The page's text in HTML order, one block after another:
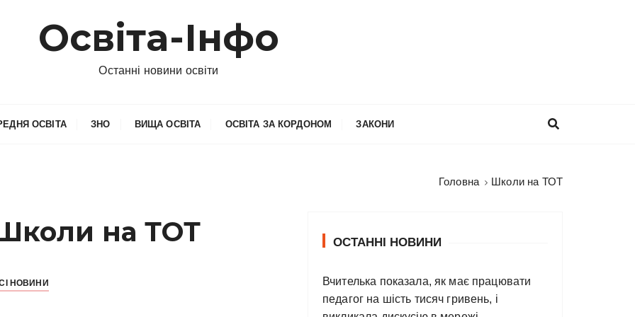
Освіта-Інфо
Останні новини освіти
ОСВІТА ЗНО ВИЩА ОСВІТА ОСВІТА ЗА КОРДОНОМ ЗАКОНИ
Головна Школи на ТОТ
на ТОТ
НОВИНИ
ОСТАННІ НОВИНИ
Вчителька показала, як має працювати
педагог на шість тисяч гривень, і